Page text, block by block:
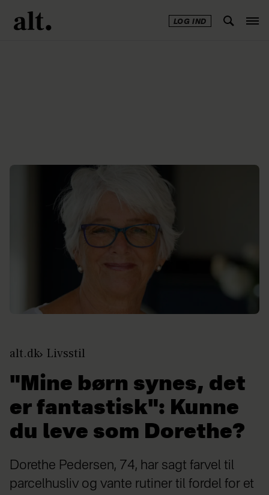
LOG IND
alt.dk Livsstil
"Mine børn synes, det
er fantastisk": Kunne
du leve som Dorethe?
Dorethe Pedersen, 74, har sagt farvel til
parcelhusliv og vante rutiner til fordel for et